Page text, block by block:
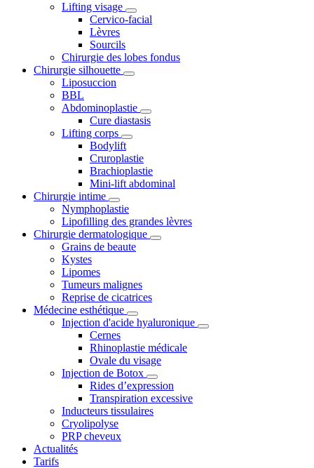
Lifting visage
Cervico-facial
Lèvres
Sourcils
Chirurgie des lobes fondus
Chirurgie silhouette
Liposuccion
BBL
Abdominoplastie
Cure diastasis
Lifting corps
Bodylift
Cruroplastie
Brachioplastie
Mini-lift abdominal
Chirurgie intime
Nymphoplastie
Lipofilling des grandes lèvres
Chirurgie dermatologique
Grains de beaute
Kystes
Lipomes
Tumeurs malignes
Reprise de cicatrices
Médecine esthétique
Injection d'acide hyaluronique
Cernes
Rhinoplastie médicale
Ovale du visage
Injection de Botox
Rides d’expression
Transpiration excessive
Inducteurs tissulaires
Cryolipolyse
PRP cheveux
Actualités
Tarifs